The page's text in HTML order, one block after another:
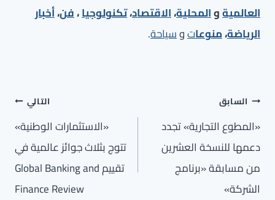
العالميةوالمحلية،الاقتصاد،تكنولوجيا،فن،أخبار
الرياضة،منوعاتوسياحة.
تصفّح
المقالات
السابق
«المطوع التجارية» تجدد
دعمها للنسخة العشرين
من مسابقة «برنامج
الشركة»
التالي
«الاستثمارات الوطنية»
تتوج بثلاث جوائز عالمية في
تقييم Global Banking and
Finance Review